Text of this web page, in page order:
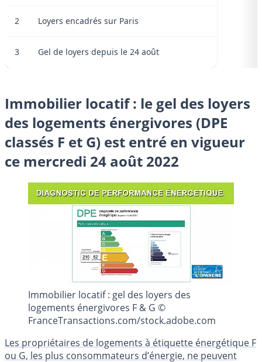
2 Loyers encadrés sur Paris
3 Gel de loyers depuis le 24 août
Immobilier locatif : le gel des loyers
des logements énergivores (DPE
classés F et G) est entré en vigueur
ce mercredi 24 août 2022
Immobilier locatif : gel des loyers des
logements énergivores F & G ©
FranceTransactions.com/stock.adobe.com
Les propriétaires de logements à étiquette énergétique F
ou G, les plus consommateurs d’énergie, ne peuvent